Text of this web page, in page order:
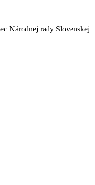
Národnej rady Slovenskej